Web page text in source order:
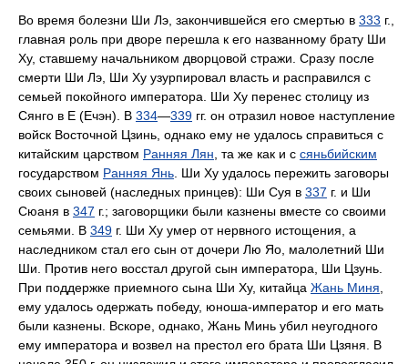
Во время болезни Ши Лэ, закончившейся его смертью в 333 г.,
главная роль при дворе перешла к его названному брату Ши
Ху, ставшему начальником дворцовой стражи. Сразу после
смерти Ши Лэ, Ши Ху узурпировал власть и расправился с
семьей покойного императора. Ши Ху перенес столицу из
Сянго в Е (Ечэн). В 334—339 гг. он отразил новое наступление
войск Восточной Цзинь, однако ему не удалось справиться с
китайским царством Ранняя Лян, та же как и с сяньбийским
государством Ранняя Янь. Ши Ху удалось пережить заговоры
своих сыновей (наследных принцев): Ши Суя в 337 г. и Ши
Сюаня в 347 г.; заговорщики были казнены вместе со своими
семьями. В 349 г. Ши Ху умер от нервного истощения, а
наследником стал его сын от дочери Лю Яо, малолетний Ши
Ши. Против него восстал другой сын императора, Ши Цзунь.
При поддержке приемного сына Ши Ху, китайца Жань Миня,
ему удалось одержать победу, юноша-император и его мать
были казнены. Вскоре, однако, Жань Минь убил неугодного
ему императора и возвел на престол его брата Ши Цзяня. В